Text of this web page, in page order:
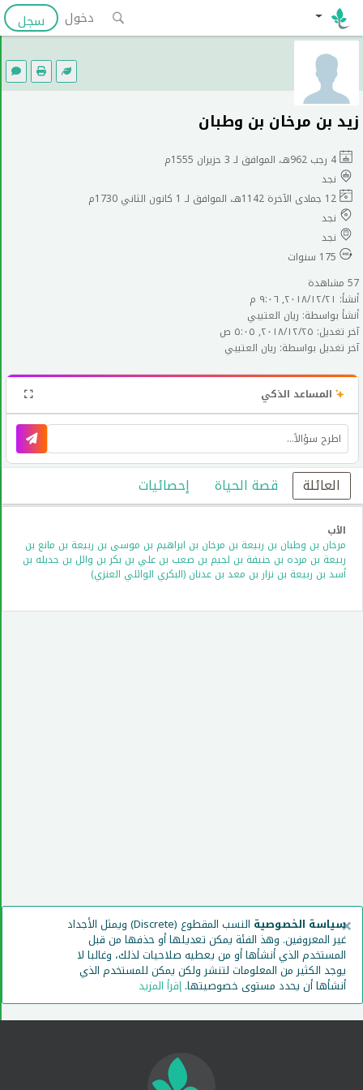
دخول سجل
زيد بن مرخان بن وطبان
نجد
نجد
نجد
57 مشاهدة
أنشأ: ٢١‏/١٢‏/٢٠١٨, ٩:٠٦ م
أنشأ بواسطة: ريان العتيبي
آخر تغديل: ٢٥‏/١٢‏/٢٠١٨, ٥:٠٥ ص
آخر تغديل بواسطة: ريان العتيبي
المساعد الذكي
العائلة قصة الحياة إحصائيات
الأب
مرخان بن وطبان بن ربيعة بن مرخان بن ابراهيم بن موسى بن ربيعة بن مانع بن
ربيعة بن مرده بن حنيفة بن لجيم بن صعب بن علي بن بكر بن وائل بن جديله بن
أسد بن ربيعة بن نزار بن معد بن عدنان (البكري الوائلي العنزي)
سياسة الخصوصية النسب المقطوع (Discrete) ويمثل الأجداد
غير المعروفين. وهذ الفئة يمكن تعديلها أو حذفها من قبل
المستخدم الذي أنشأها أو من يعطيه صلاحيات لذلك، وغالبا لا
يوجد الكثير من المعلومات لتنشر ولكن يمكن للمستخدم الذي
أنشأها أن يحدد مستوى خصوصيتها.إقرأ المزيد
×